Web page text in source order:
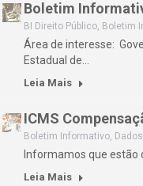
Boletim
BI Direito Público, Boletim
Área de interesse:
Estadual de…
Leia Mais
ICMS
Boletim Informativo,
Informamos que estão
Leia Mais